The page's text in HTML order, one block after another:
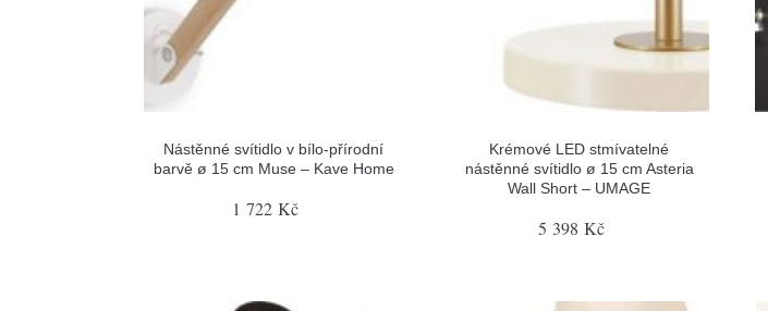
Nástěnné svítidlo v bílo-přírodní
barvě ø 15 cm Muse – Kave Home
1 722 Kč
Krémové LED stmívatelné
nástěnné svítidlo ø 15 cm Asteria
Wall Short – UMAGE
5 398 Kč